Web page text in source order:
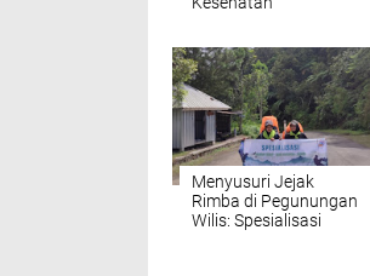
Menyusuri Jejak
Rimba di Pegunungan
Wilis: Spesialisasi